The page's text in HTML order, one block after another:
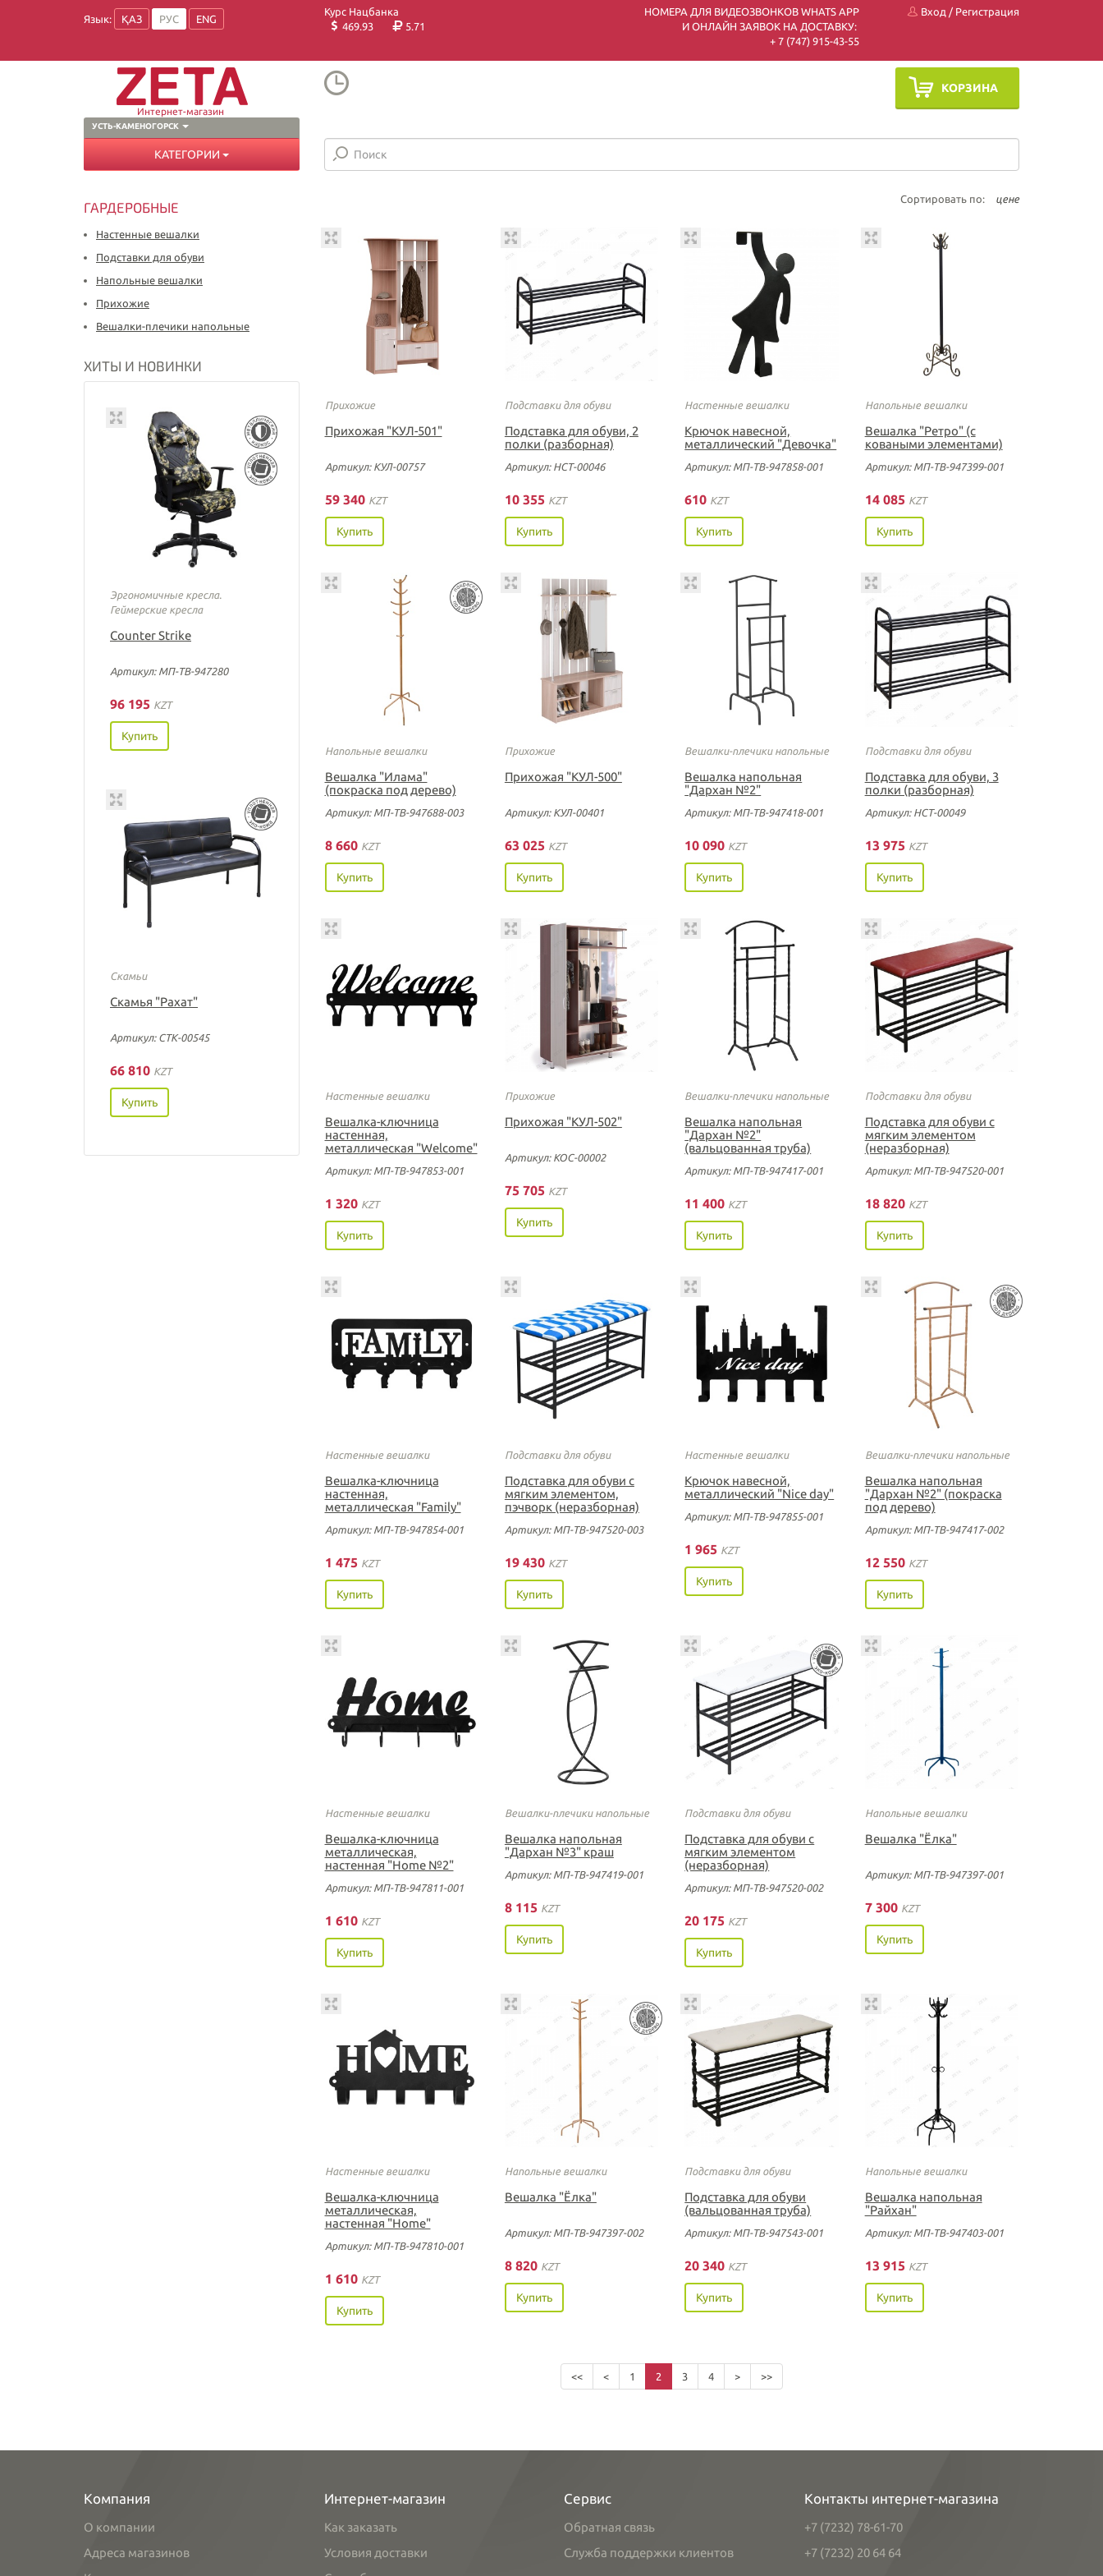
Язык: ҚАЗ РУС ENG
Курс Нацбанка
469.93
5.71
НОМЕРА ДЛЯ ВИДЕОЗВОНКОВ WHATS APP
И ОНЛАЙН ЗАЯВОК НА ДОСТАВКУ:
+ 7 (747) 915-43-55
Вход / Регистрация
УСТЬ-КАМЕНОГОРСК
Интернет-магазин
КОРЗИНА
КАТЕГОРИИ
ГАРДЕРОБНЫЕ
Настенные вешалки
Подставки для обуви
Напольные вешалки
Прихожие
Вешалки-плечики напольные
ХИТЫ И НОВИНКИ
Эргономичные кресла.
Геймерские кресла
Counter Strike
Артикул: МП-ТВ-947280
96 195 KZT
Купить
Скамьи
Скамья "Рахат"
Артикул: СТК-00545
66 810 KZT
Купить
Сортировать по: цене
Прихожие
Прихожая "КУЛ-501"
Артикул: КУЛ-00757
59 340 KZT
Купить
Подставки для обуви
Подставка для обуви, 2
полки (разборная)
Артикул: НСТ-00046
10 355 KZT
Купить
Настенные вешалки
Крючок навесной,
металлический "Девочка"
Артикул: МП-ТВ-947858-001
610 KZT
Купить
Напольные вешалки
Вешалка "Ретро" (с
коваными элементами)
Артикул: МП-ТВ-947399-001
14 085 KZT
Купить
Напольные вешалки
Вешалка "Илама"
(покраска под дерево)
Артикул: МП-ТВ-947688-003
8 660 KZT
Купить
Прихожие
Прихожая "КУЛ-500"
Артикул: КУЛ-00401
63 025 KZT
Купить
Вешалки-плечики напольные
Вешалка напольная
"Дархан №2"
Артикул: МП-ТВ-947418-001
10 090 KZT
Купить
Подставки для обуви
Подставка для обуви, 3
полки (разборная)
Артикул: НСТ-00049
13 975 KZT
Купить
Настенные вешалки
Вешалка-ключница
настенная,
металлическая "Welcome"
Артикул: МП-ТВ-947853-001
1 320 KZT
Купить
Прихожие
Прихожая "КУЛ-502"
Артикул: КОС-00002
75 705 KZT
Купить
Вешалки-плечики напольные
Вешалка напольная
"Дархан №2"
(вальцованная труба)
Артикул: МП-ТВ-947417-001
11 400 KZT
Купить
Подставки для обуви
Подставка для обуви с
мягким элементом
(неразборная)
Артикул: МП-ТВ-947520-001
18 820 KZT
Купить
Настенные вешалки
Вешалка-ключница
настенная,
металлическая "Family"
Артикул: МП-ТВ-947854-001
1 475 KZT
Купить
Подставки для обуви
Подставка для обуви с
мягким элементом,
пэчворк (неразборная)
Артикул: МП-ТВ-947520-003
19 430 KZT
Купить
Настенные вешалки
Крючок навесной,
металлический "Nice day"
Артикул: МП-ТВ-947855-001
1 965 KZT
Купить
Вешалки-плечики напольные
Вешалка напольная
"Дархан №2" (покраска
под дерево)
Артикул: МП-ТВ-947417-002
12 550 KZT
Купить
Настенные вешалки
Вешалка-ключница
металлическая,
настенная "Home №2"
Артикул: МП-ТВ-947811-001
1 610 KZT
Купить
Вешалки-плечики напольные
Вешалка напольная
"Дархан №3" краш
Артикул: МП-ТВ-947419-001
8 115 KZT
Купить
Подставки для обуви
Подставка для обуви с
мягким элементом
(неразборная)
Артикул: МП-ТВ-947520-002
20 175 KZT
Купить
Напольные вешалки
Вешалка "Ёлка"
Артикул: МП-ТВ-947397-001
7 300 KZT
Купить
Настенные вешалки
Вешалка-ключница
металлическая,
настенная "Home"
Артикул: МП-ТВ-947810-001
1 610 KZT
Купить
Напольные вешалки
Вешалка "Ёлка"
Артикул: МП-ТВ-947397-002
8 820 KZT
Купить
Подставки для обуви
Подставка для обуви
(вальцованная труба)
Артикул: МП-ТВ-947543-001
20 340 KZT
Купить
Напольные вешалки
Вешалка напольная
"Райхан"
Артикул: МП-ТВ-947403-001
13 915 KZT
Купить
<< < 1 2 3 4 > >>
Компания
О компании
Адреса магазинов
Интернет-магазин
Как заказать
Условия доставки
Сервис
Обратная связь
Служба поддержки клиентов
Контакты интернет-магазина
+7 (7232) 78-61-70
+7 (7232) 20 64 64